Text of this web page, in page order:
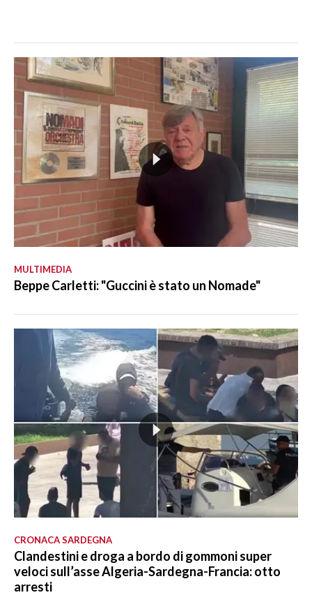
MULTIMEDIA
Beppe Carletti: "Guccini è stato un Nomade"
CRONACA SARDEGNA
Clandestini e droga a bordo di gommoni super
veloci sull’asse Algeria-Sardegna-Francia: otto
arresti